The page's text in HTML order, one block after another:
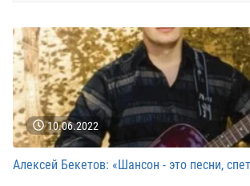
10.06.2022
Алексей Бекетов: «Шансон - это песни,